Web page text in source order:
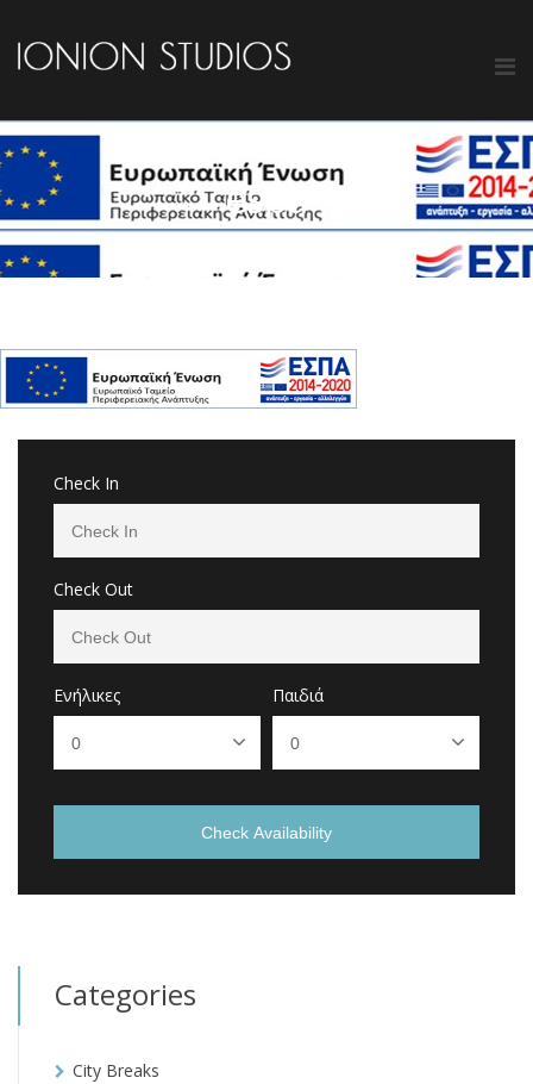
espa
Check In
Check Out
Ενήλικες Παιδιά
Check Availability
Categories
City Breaks